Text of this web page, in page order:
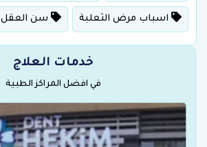
اسباب مرض الثعلبة سن العقل
خدمات العلاج
في افضل المراكز الطبية